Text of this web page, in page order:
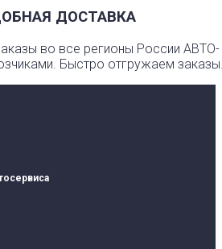
ДОСТАВКА
во все регионы России АВТО-
Быстро отгружаем